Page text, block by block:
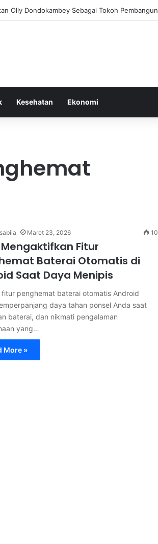
Korupsi di Indonesia yang Efektif dan Terukur
Kesehatan Ekonomi
Maret 23, 2026 10
Fitur
Baterai Otomatis di
Saat Daya Menipis
penghemat baterai otomatis Android
daya tahan ponsel Anda saat
baterai, dan nikmati pengalaman
yang…
More »